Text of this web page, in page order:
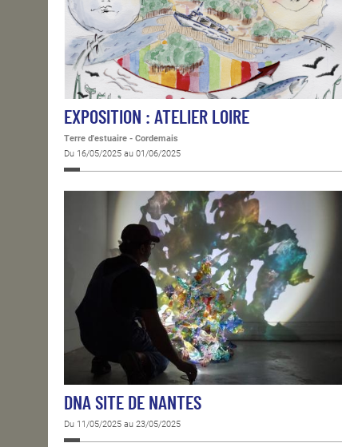
EXPOSITION : ATELIER LOIRE
Terre d'estuaire - Cordemais
Du 16/05/2025 au 01/06/2025
DNA SITE DE NANTES
Du 11/05/2025 au 23/05/2025